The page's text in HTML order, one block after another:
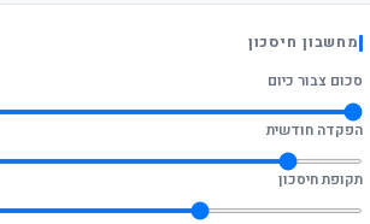
מחשבון חיסכון
סכום צבור כיום
הפקדה חודשית
תקופת חיסכון